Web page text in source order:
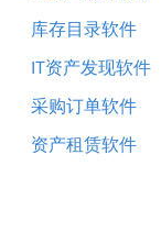
库存目录软件
IT资产发现软件
采购订单软件
资产租赁软件